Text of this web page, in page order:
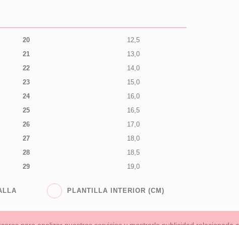
20
12,5
21
13,0
22
14,0
23
15,0
24
16,0
25
16,5
26
17,0
27
18,0
28
18,5
29
19,0
PLANTILLA INTERIOR (CM)